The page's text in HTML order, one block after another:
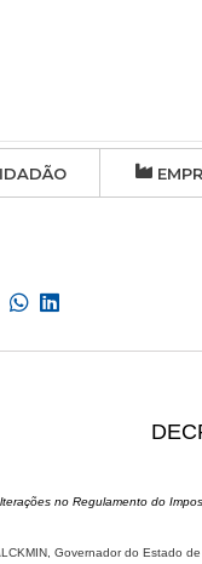
no Regulamento do
Governador do Estado